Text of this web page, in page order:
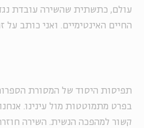
עולם, כתשתית שהשירה עובדת
החיים האינטימיים. ואני כותב על
תפיסות היסוד של המסורת
בפרט מתמוטטות מול עינינו.
קשור למהפכה הנשית. השירה